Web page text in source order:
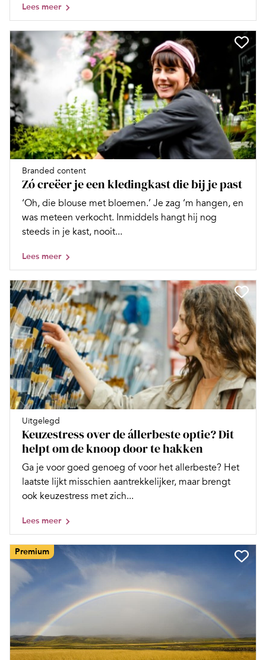
Lees meer
Branded content
Zó creëer je een kledingkast die bij je past
‘Oh, die blouse met bloemen.’ Je zag ‘m hangen, en
was meteen verkocht. Inmiddels hangt hij nog
steeds in je kast, nooit...
Lees meer
Uitgelegd
Keuzestress over de állerbeste optie? Dit
helpt om de knoop door te hakken
Ga je voor goed genoeg of voor het allerbeste? Het
laatste lijkt misschien aantrekkelijker, maar brengt
ook keuzestress met zich...
Lees meer
Premium